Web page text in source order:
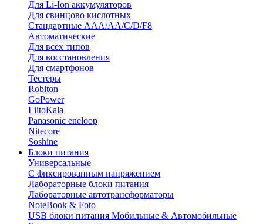
Для Li-Ion аккумуляторов
Для свинцово кислотных
Стандартные ААА/АА/С/D/F8
Автоматические
Для всех типов
Для восстановления
Для смартфонов
Тестеры
Robiton
GoPower
LiitoKala
Panasonic eneloop
Nitecore
Soshine
Блоки питания
Универсальные
C фиксированным напряжением
Лабораторные блоки питания
Лабораторные автотрансформаторы
NoteBook & Foto
USB блоки питания Мобильные & Автомобильные